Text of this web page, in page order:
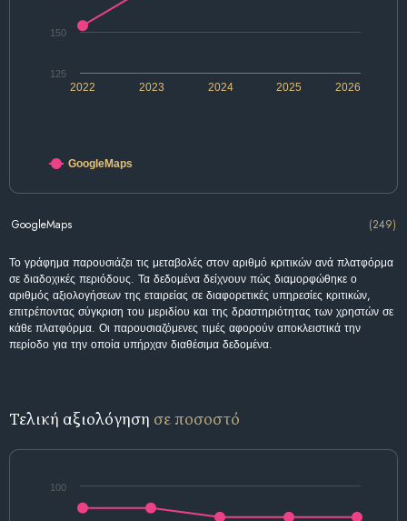
2022 2024 2026
2023 2025
125
150
GoogleMaps
GoogleMaps (249)
Το γράφημα παρουσιάζει τις μεταβολές στον αριθμό κριτικών ανά πλατφόρμα
σε διαδοχικές περιόδους. Τα δεδομένα δείχνουν πώς διαμορφώθηκε ο
αριθμός αξιολογήσεων της εταιρείας σε διαφορετικές υπηρεσίες κριτικών,
επιτρέποντας σύγκριση του μεριδίου και της δραστηριότητας των χρηστών σε
κάθε πλατφόρμα. Οι παρουσιαζόμενες τιμές αφορούν αποκλειστικά την
περίοδο για την οποία υπήρχαν διαθέσιμα δεδομένα.
Τελική αξιολόγηση σε ποσοστό
100